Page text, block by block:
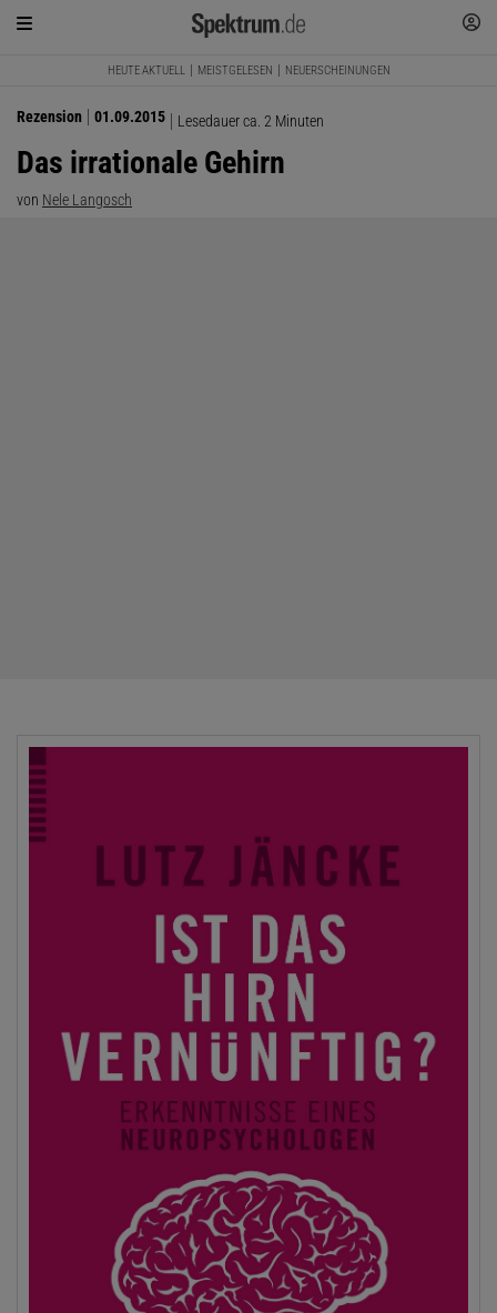
HEUTE AKTUELL MEISTGELESEN NEUERSCHEINUNGEN
Rezension 01.09.2015 Lesedauer ca. 2 Minuten
Das irrationale Gehirn
von Nele Langosch